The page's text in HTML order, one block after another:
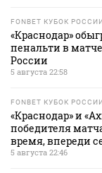
FONBET КУБОК
«Краснодар»
пенальти в
России
5 августа 22:58
FONBET КУБОК
«Краснодар» и
победителя
время, впереди
5 августа 22:46